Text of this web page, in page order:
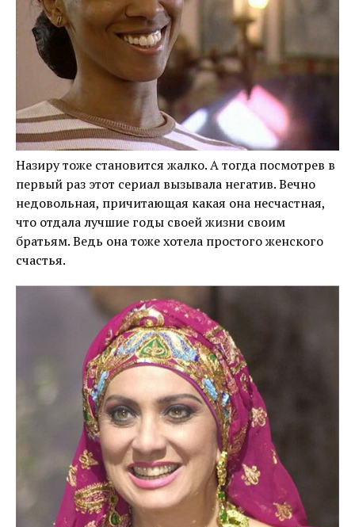
Назиру тоже становится жалко. А тогда посмотрев в
первый раз этот сериал вызывала негатив. Вечно
недовольная, причитающая какая она несчастная,
что отдала лучшие годы своей жизни своим
братьям. Ведь она тоже хотела простого женского
счастья.